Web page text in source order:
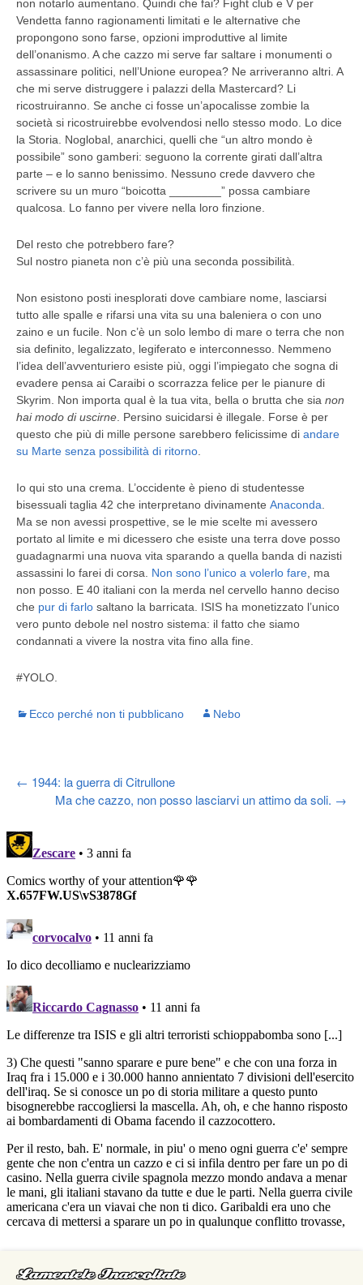
non notarlo aumentano. Quindi che fai? Fight club e V per
Vendetta fanno ragionamenti limitati e le alternative che
propongono sono farse, opzioni improduttive al limite
dell’onanismo. A che cazzo mi serve far saltare i monumenti o
assassinare politici, nell’Unione europea? Ne arriveranno altri. A
che mi serve distruggere i palazzi della Mastercard? Li
ricostruiranno. Se anche ci fosse un’apocalisse zombie la
società si ricostruirebbe evolvendosi nello stesso modo. Lo dice
la Storia. Noglobal, anarchici, quelli che “un altro mondo è
possibile” sono gamberi: seguono la corrente girati dall’altra
parte – e lo sanno benissimo. Nessuno crede davvero che
scrivere su un muro “boicotta ________” possa cambiare
qualcosa. Lo fanno per vivere nella loro finzione.
Del resto che potrebbero fare?
Sul nostro pianeta non c’è più una seconda possibilità.
Non esistono posti inesplorati dove cambiare nome, lasciarsi
tutto alle spalle e rifarsi una vita su una baleniera o con uno
zaino e un fucile. Non c’è un solo lembo di mare o terra che non
sia definito, legalizzato, legiferato e interconnesso. Nemmeno
l’idea dell’avventuriero esiste più, oggi l’impiegato che sogna di
evadere pensa ai Caraibi o scorrazza felice per le pianure di
Skyrim. Non importa qual è la tua vita, bella o brutta che sia non
hai modo di uscirne . Persino suicidarsi è illegale. Forse è per
questo che più di mille persone sarebbero felicissime di andare
su Marte senza possibilità di ritorno
Io qui sto una crema. L’occidente è pieno di studentesse
bisessuali taglia 42 che interpretano divinamente Anaconda
Ma se non avessi prospettive, se le mie scelte mi avessero
portato al limite e mi dicessero che esiste una terra dove posso
guadagnarmi una nuova vita sparando a quella banda di nazisti
assassini lo farei di corsa. Non sono l’unico a volerlo fare , ma
non posso. E 40 italiani con la merda nel cervello hanno deciso
che pur di farlo saltano la barricata. ISIS ha monetizzato l’unico
vero punto debole nel nostro sistema: il fatto che siamo
condannati a vivere la nostra vita fino alla fine.
#YOLO.
Ecco perché non ti pubblicano Nebo
Post
navigation
← 1944: la guerra di Citrullone
Ma che cazzo, non posso lasciarvi un attimo da soli. →
Lamentele Inascoltate